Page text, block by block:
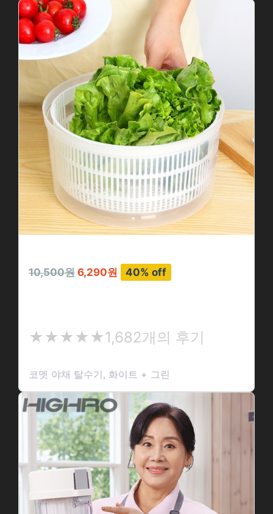
10,500원 6,290원 40% off
★
★
★
★
★★★★★1,682개의 후기
코멧 야채 탈수기, 화이트 + 그린